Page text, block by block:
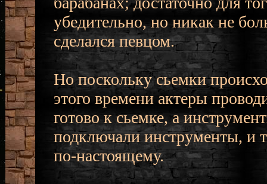
убедительно, но никак не
сделался певцом.
Но поскольку сьемки
этого времени актеры
готово к сьемке, а
подключали инструменты, и
по-настоящему.